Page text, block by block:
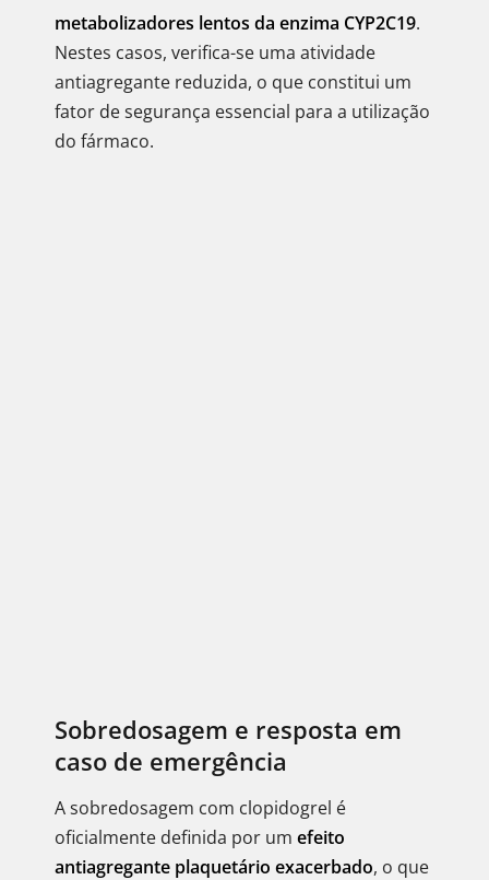
metabolizadores lentos da enzima CYP2C19.
Nestes casos, verifica-se uma atividade
antiagregante reduzida, o que constitui um
fator de segurança essencial para a utilização
do fármaco.
Sobredosagem e resposta em
caso de emergência
A sobredosagem com clopidogrel é
oficialmente definida por um efeito
antiagregante plaquetário exacerbado, o que